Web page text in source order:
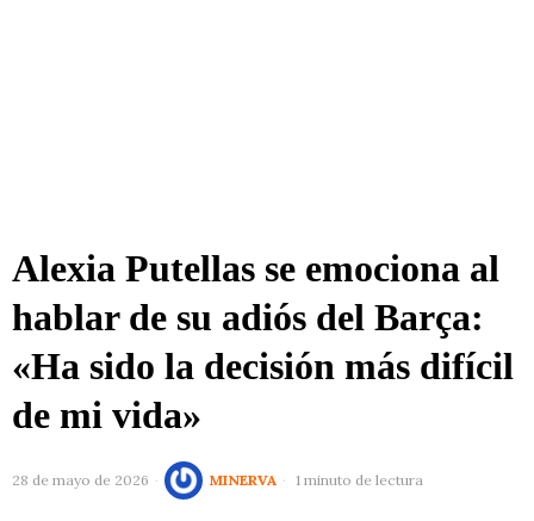
Alexia Putellas se emociona al
hablar de su adiós del Barça:
«Ha sido la decisión más difícil
de mi vida»
28 de mayo de 2026 MINERVA 1 minuto de lectura